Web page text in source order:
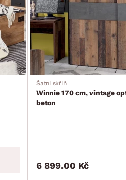
Šatní skříň
Winnie 170 cm, vintage
beton
6 899.00 Kč